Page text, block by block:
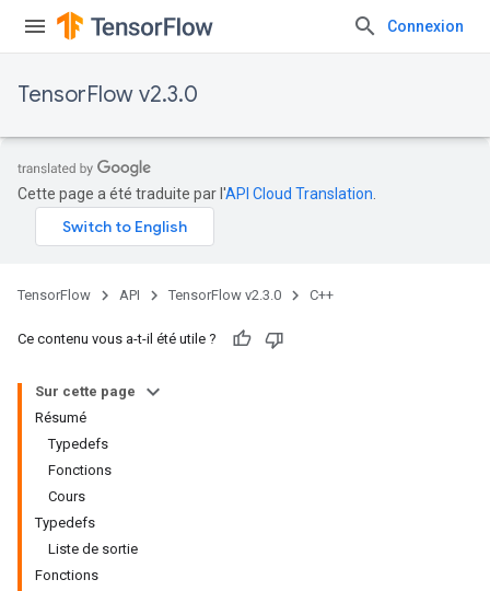
Connexion
TensorFlow v2.3.0
Cette page a été traduite par l'API Cloud Translation
TensorFlow API TensorFlow v2.3.0 C++
Ce contenu vous a-t-il été utile ?
Sur cette page
Résumé
Typedefs
Fonctions
Cours
Typedefs
Liste de sortie
Fonctions